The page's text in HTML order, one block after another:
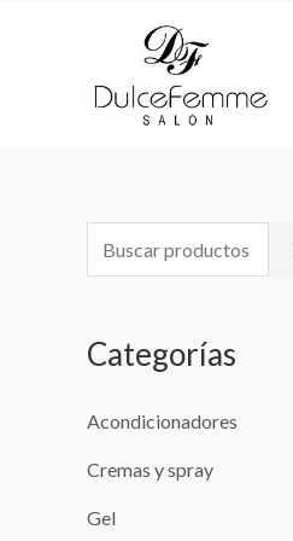
u
c
r
p
o
Categorías
Acondicionadores
Cremas y spray
Gel